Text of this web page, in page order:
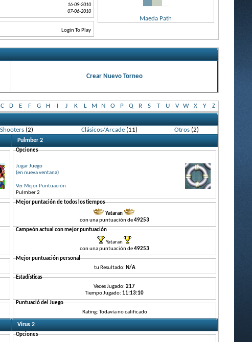
16-09-2010
07-06-2010
Login To Play
Maeda Path
Crear Nuevo Torneo
C D E F G H I J K L M N O P Q R S T U V W X Y Z
Shooters (2) Clásicos/Arcade(11) Otros(2)
Pulmber 2
Opciones
Jugar Juego
(en nueva ventana)
Ver Mejor Puntuación
Pulmber 2
Mejor puntación de todos los tiempos
Yataran
con una puntuación de49253
Campeón actual con mejor puntuación
Yataran
con una puntuación de49253
Mejor puntuación personal
tu Resultado: N/A
Estadísticas
Veces Jugado: 217
Tiempo Jugado: 11:13:10
Puntuació del Juego
Rating: Todavía no calificado
Virus 2
Opciones